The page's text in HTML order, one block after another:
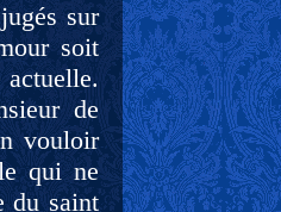
sur
soit
de
vouloir
qui ne
du saint